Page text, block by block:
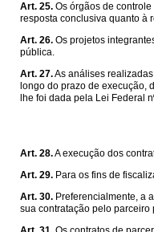
Art. 25. Os órgãos de
resposta conclusiva quanto à
Art. 26. Os projetos
pública.
Art. 27.As análises
longo do prazo de execução,
lhe foi dada pela Lei Federal
Art. 28.A execução dos
Art. 29. Para os fins de
Art. 30. Preferencialmente, a
sua contratação pelo parceiro